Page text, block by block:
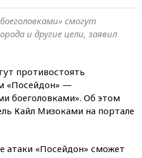
смогут
и другие цели, заявил
противостоять
«Посейдон» —
боеголовками». Об этом
Кайл Мизоками на портале
атаки «Посейдон» сможет